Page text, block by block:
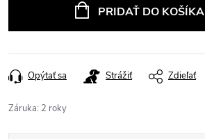
PRIDAŤ DO KOŠÍKA
Opýtať sa Strážiť Zdieľať
Záruka: 2 roky